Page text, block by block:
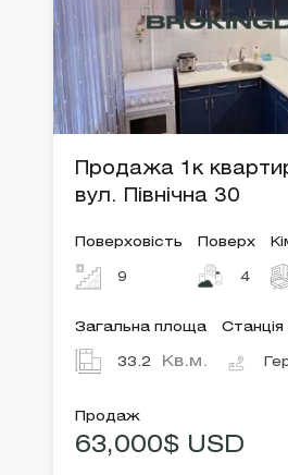
Продажа 1к
вул. Північна 30
Поверховість
9
Поверх
4
Загальна площа
33.2 Кв.м.
Продаж
63,000$ USD